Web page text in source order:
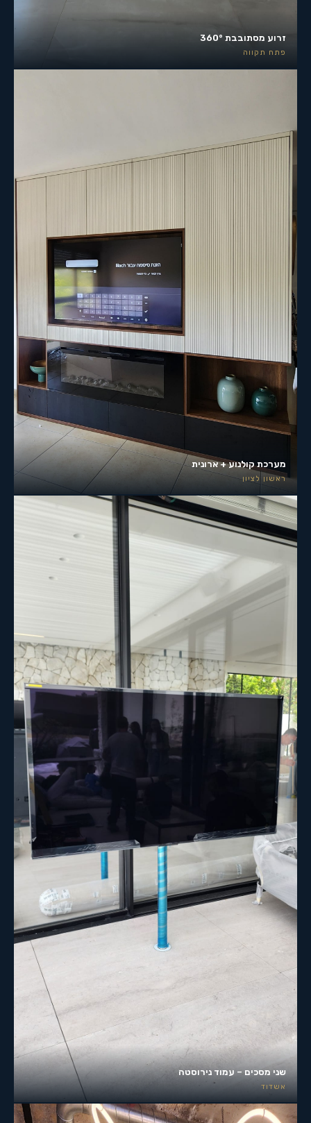
זרוע מסתובבת 360°
פתח תקווה
מערכת קולנוע + ארונית
ראשון לציון
שני מסכים – עמוד נירוסטה
אשדוד